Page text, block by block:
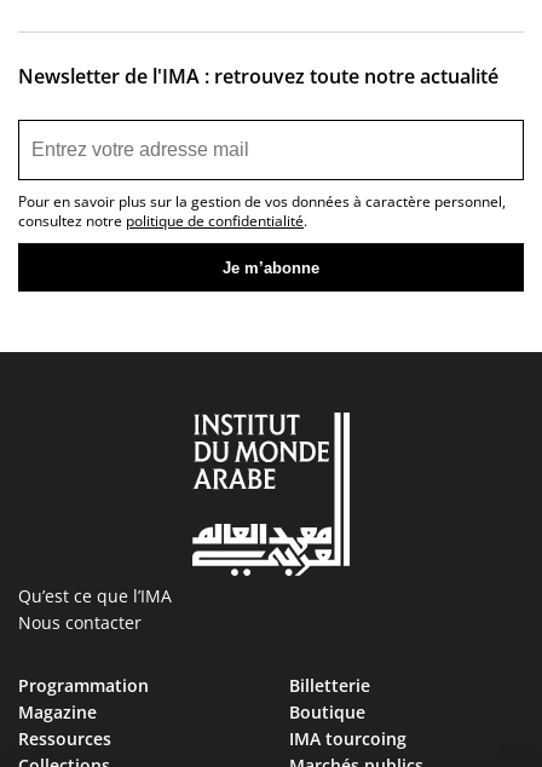
Newsletter de l'IMA : retrouvez toute notre actualité
Pour en savoir plus sur la gestion de vos données à caractère personnel,
consultez notre politique de confidentialité.
Qu’est ce que l’IMA
Nous contacter
Programmation
Magazine
Ressources
Billetterie
Boutique
IMA tourcoing